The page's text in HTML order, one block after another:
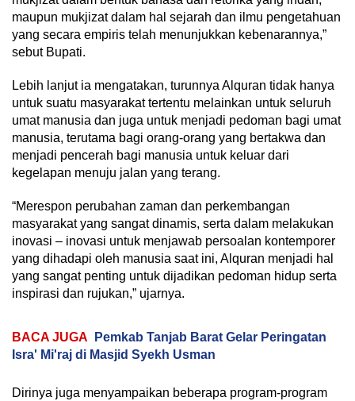
maupun mukjizat dalam hal sejarah dan ilmu pengetahuan
yang secara empiris telah menunjukkan kebenarannya,”
sebut Bupati.
Lebih lanjut ia mengatakan, turunnya Alquran tidak hanya
untuk suatu masyarakat tertentu melainkan untuk seluruh
umat manusia dan juga untuk menjadi pedoman bagi umat
manusia, terutama bagi orang-orang yang bertakwa dan
menjadi pencerah bagi manusia untuk keluar dari
kegelapan menuju jalan yang terang.
“Merespon perubahan zaman dan perkembangan
masyarakat yang sangat dinamis, serta dalam melakukan
inovasi – inovasi untuk menjawab persoalan kontemporer
yang dihadapi oleh manusia saat ini, Alquran menjadi hal
yang sangat penting untuk dijadikan pedoman hidup serta
inspirasi dan rujukan,” ujarnya.
BACA JUGA
Pemkab Tanjab Barat Gelar Peringatan
Isra' Mi'raj di Masjid Syekh Usman
Dirinya juga menyampaikan beberapa program-program